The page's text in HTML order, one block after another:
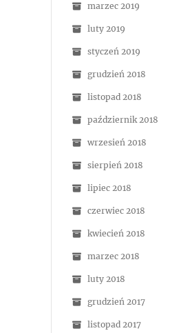
marzec 2019
luty 2019
styczeń 2019
grudzień 2018
listopad 2018
październik 2018
wrzesień 2018
sierpień 2018
lipiec 2018
czerwiec 2018
kwiecień 2018
marzec 2018
luty 2018
grudzień 2017
listopad 2017